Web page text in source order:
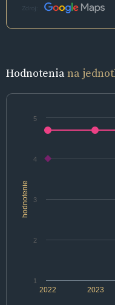
Zdroj:
Hodnoteniana
hodnotenie
2022 2023
1
2
3
4
5